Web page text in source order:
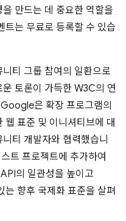
만드는 데 중요한 역할을
트는 무료로 등록할 수 있습
티 그룹 참여의 일환으로
토론이 가득한 W3C의 연
은 확장 프로그램의
웹 표준 및 이니셔티브에 대
티 개발자와 협력했습니
트 프로젝트에 추가하여
의 일관성을 높이고
향후 국제화 표준을 살펴